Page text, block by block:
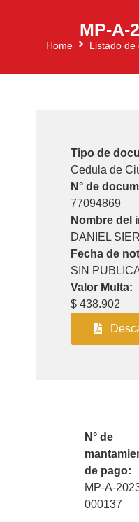
MP-A-
Home Listado de
Tipo de
Cedula de
N° de
77094869
Nombre del
DANIEL
Fecha de
SIN
Valor Multa:
$ 438.902
N° de
de pago:
MP-A-
000137